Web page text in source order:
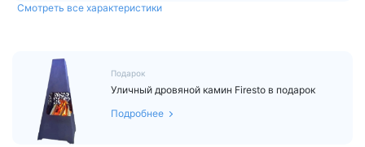
Смотреть все характеристики
Подарок
Уличный дровяной камин Firesto в подарок
Подробнее